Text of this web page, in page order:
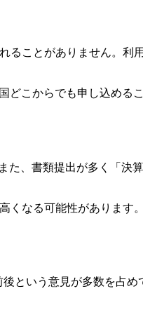
ることがありません。利
どこからでも申し込める
た、書類提出が多く「決
くなる可能性があります
という意見が多数を占め